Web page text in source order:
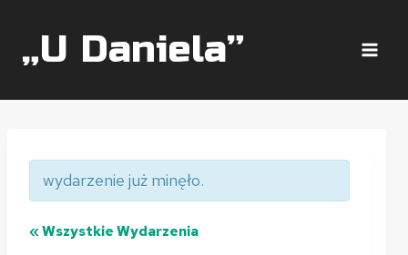
treści„U Daniela”
wydarzenie już minęło.
« Wszystkie Wydarzenia